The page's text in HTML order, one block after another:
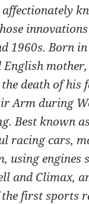
1960s. Born
death of his
Arm during
Best known
racing cars,
using
and Climax,
first sports